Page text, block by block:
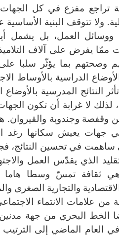
تراجع مفزع في كل
ولا تتوقف البنية
ووسائل العمل، بل يشمل
ممّا يفرض على آلاف
وصحتهم بما يؤثّر سلبا على
الدراسية بالأوساط
المدرسية بالأوضاع
لذلك لا غرابة أن تكون
وقفصة وجندوبة والقيروان.
هي جهات يعيش سكانها رغد
ساهمت في تحسين
الذي يقدّس العمل
ثقافة تمسّ وسطا
والتجارية الصغرى
علامات الانتماء
الخط البحري من جهة
العام الماضي إلى الترتيب